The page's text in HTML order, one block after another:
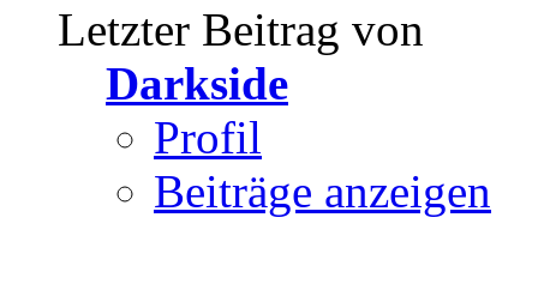
Letzter Beitrag von
Darkside
Profil
Beiträge anzeigen